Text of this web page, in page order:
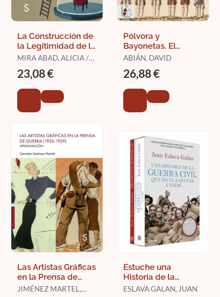
La Construcción de
la Legitimidad de la
Monarquía
Contemporánea
MIRA ABAD, ALICIA /
ROSA ANA / HIGUERAS
EDUARDO (COORD
23,08 €
Pólvora y
Bayonetas. El
Ejército Español en
ABIÁN, DAVID
26,88 €
Las Artistas Gráficas
en la Prensa de
Guerra (1936-1939)
JIMÉNEZ MARTEL,
Estuche una
Historia de la
Guerra Civil que no
ESLAVA GALAN, JUAN